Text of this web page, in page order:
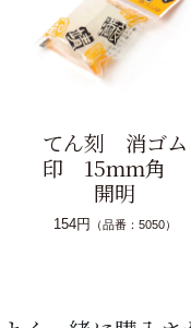
てん刻 消ゴム
印 15mm角
開明
154円 （品番：5050）